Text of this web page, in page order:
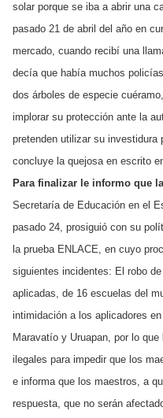
solar porque se iba a abrir una
pasado 21 de abril del año en
mercado, cuando recibí una
decía que había muchos
dos árboles de especie
implorar su protección ante la
pretenden utilizar su investidura
concluye la quejosa en escrito
Para finalizar le informo que la
Secretaría de Educación en el
pasado 24, prosiguió con su
la prueba ENLACE, en cuyo
siguientes incidentes: El robo
aplicadas, de 16 escuelas del
intimidación a los aplicadores
Maravatío y Uruapan, por lo
ilegales para impedir que los
e informa que los maestros, a
respuesta, que no serán